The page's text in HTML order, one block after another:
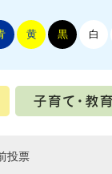
黄 黒 白
健康・医療・福祉
投票